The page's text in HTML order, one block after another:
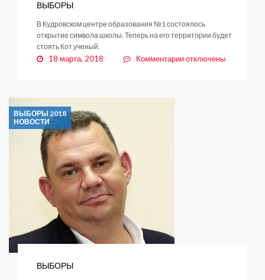
ВЫБОРЫ
В Кудровском центре образования №1 состоялось
открытие символа школы. Теперь на его территории будет
стоять Кот ученый.
18 марта, 2018 Комментариикотключены
ВЫБОРЫ 2018
НОВОСТИ
ВЫБОРЫ